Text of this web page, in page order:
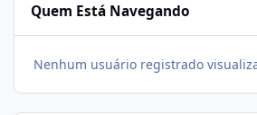
Quem Está Navegando
Nenhum usuário registrado